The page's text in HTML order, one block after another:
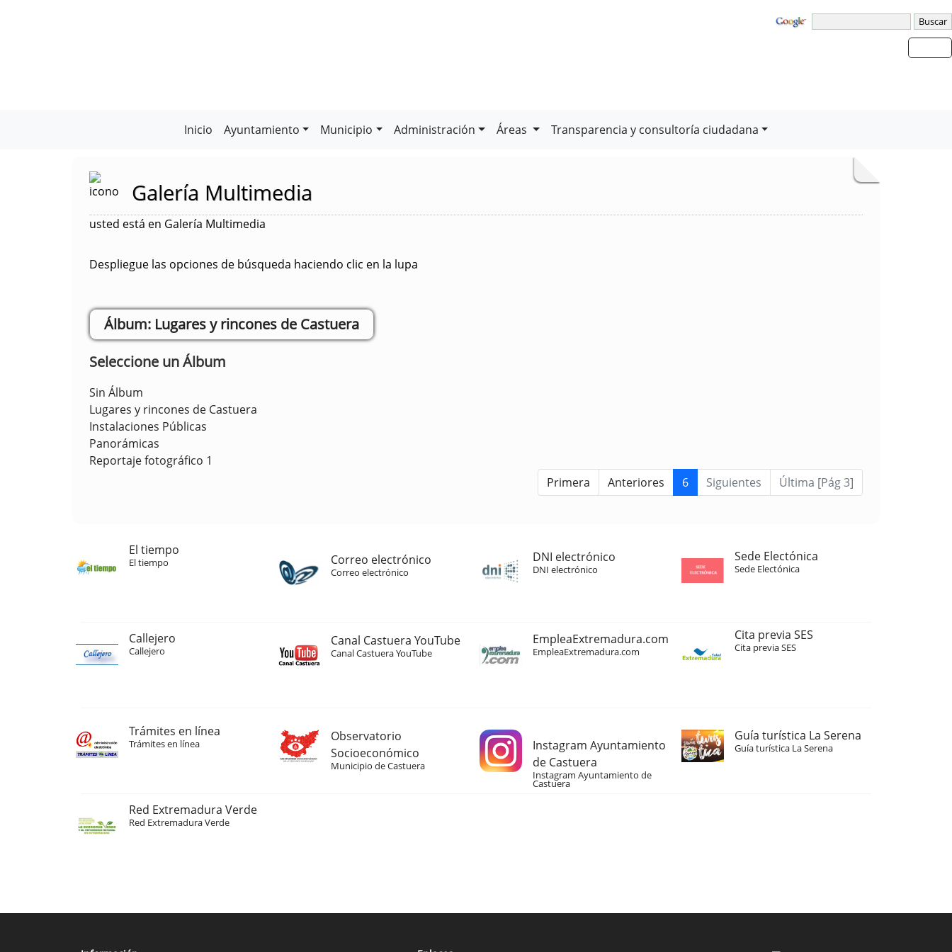
Inicio Ayuntamiento Municipio Administración Áreas Transparencia y consultoría ciudadana
Galería Multimedia
usted está en Galería Multimedia
Despliegue las opciones de búsqueda haciendo clic en la lupa
Lugares y rincones de Castuera
Seleccione un Álbum
Sin Álbum
Lugares y rincones de Castuera
Instalaciones Públicas
Panorámicas
Reportaje fotográfico 1
Primera
Anteriores 6 Siguientes Última [Pág 3]
El tiempo
El tiempo Correo electrónico
Correo electrónico
DNI electrónico
DNI electrónico
Sede Electónica
Sede Electónica
Callejero
Callejero
Canal Castuera YouTube
Canal Castuera YouTube
EmpleaExtremadura.com
EmpleaExtremadura.com
Cita previa SES
Cita previa SES
Trámites en línea
Trámites en línea
Observatorio
Socioeconómico
Municipio de Castuera
Instagram Ayuntamiento
de Castuera
Instagram Ayuntamiento de
Castuera
Guía turística La Serena
Guía turística La Serena
Red Extremadura Verde
Red Extremadura Verde